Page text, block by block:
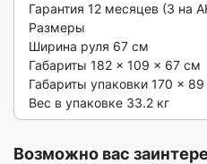
Гарантия 12 месяцев (3 на
Размеры
Ширина руля 67 см
Габариты 182 × 109 × 67 см
Габариты упаковки 170 ×
Вес в упаковке 33.2 кг
Возможно вас